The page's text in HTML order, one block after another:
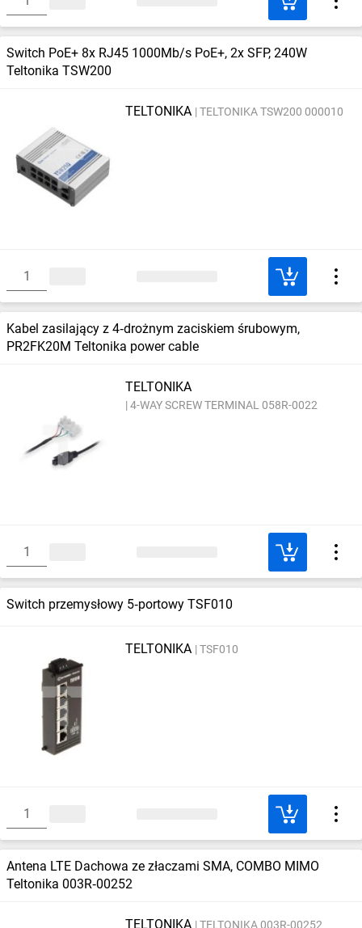
Switch PoE+ 8x RJ45 1000Mb/s PoE+, 2x SFP, 240W
Teltonika TSW200
TELTONIKA TELTONIKA TSW200 000010
Kabel zasilający z 4‑drożnym zaciskiem śrubowym,
PR2FK20M Teltonika power cable
TELTONIKA
4-WAY SCREW TERMINAL 058R-0022
Switch przemysłowy 5‑portowy TSF010
TELTONIKA TSF010
Antena LTE Dachowa ze złaczami SMA, COMBO MIMO
Teltonika 003R‑00252
TELTONIKA TELTONIKA 003R-00252